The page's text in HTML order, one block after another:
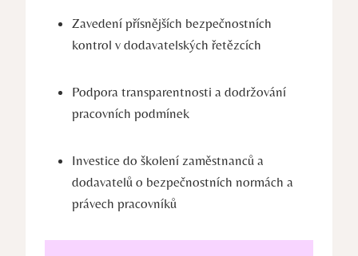
Zavedení přísnějších bezpečnostních
kontrol v dodavatelských řetězcích
Podpora transparentnosti a dodržování
pracovních podmínek
Investice do školení zaměstnanců a
dodavatelů o bezpečnostních normách a
právech pracovníků